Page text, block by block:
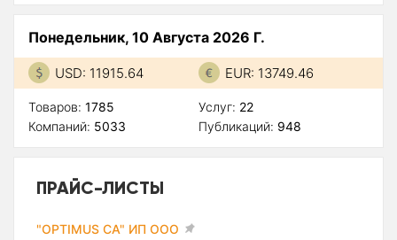
Понедельник, 10 Августа 2026 Г.
USD: 11915.64 EUR: 13749.46
Товаров: 1785
Компаний: 5033
Услуг: 22
Публикаций: 948
ПРАЙС-ЛИСТЫ
"OPTIMUS CA" ИП ООО